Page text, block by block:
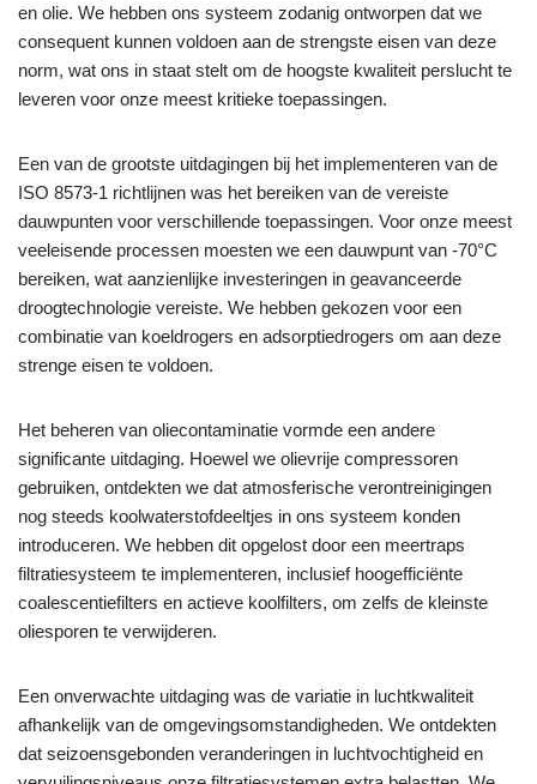
en olie. We hebben ons systeem zodanig ontworpen dat we
consequent kunnen voldoen aan de strengste eisen van deze
norm, wat ons in staat stelt om de hoogste kwaliteit perslucht te
leveren voor onze meest kritieke toepassingen.
Een van de grootste uitdagingen bij het implementeren van de
ISO 8573-1 richtlijnen was het bereiken van de vereiste
dauwpunten voor verschillende toepassingen. Voor onze meest
veeleisende processen moesten we een dauwpunt van -70°C
bereiken, wat aanzienlijke investeringen in geavanceerde
droogtechnologie vereiste. We hebben gekozen voor een
combinatie van koeldrogers en adsorptiedrogers om aan deze
strenge eisen te voldoen.
Het beheren van oliecontaminatie vormde een andere
significante uitdaging. Hoewel we olievrije compressoren
gebruiken, ontdekten we dat atmosferische verontreinigingen
nog steeds koolwaterstofdeeltjes in ons systeem konden
introduceren. We hebben dit opgelost door een meertraps
filtratiesysteem te implementeren, inclusief hoogefficiënte
coalescentiefilters en actieve koolfilters, om zelfs de kleinste
oliesporen te verwijderen.
Een onverwachte uitdaging was de variatie in luchtkwaliteit
afhankelijk van de omgevingsomstandigheden. We ontdekten
dat seizoensgebonden veranderingen in luchtvochtigheid en